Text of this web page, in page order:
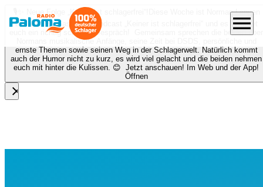
🎙️✨ Neue Folge „Keiner ist schlagerfrei“!
Diese Woche ist Norman Langen
bei Nora zu Gast beim Podcast „Keiner ist schlagerfrei“ und es erwartet
euch ein richtig schönes Gespräch! Gemeinsam sprechen die beiden über
Normans musikalische Anfänge, seine Zeit bei DSDS, persönliche und
ernste Themen sowie seinen Weg in der Schlagerwelt. Natürlich kommt
auch der Humor nicht zu kurz, es wird viel gelacht und die beiden nehmen
euch mit hinter die Kulissen. 😊 Jetzt anschauen! Im Web und der App!
Öffnen
close
menu